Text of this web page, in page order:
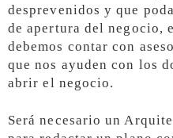
desprevenidos y que
de apertura del negocio,
debemos contar con
que nos ayuden con los
abrir el negocio.
Será necesario un